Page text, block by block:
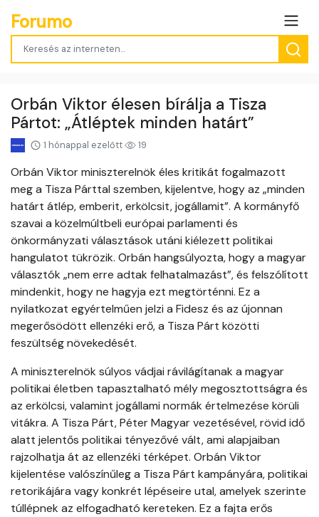
Forumo
Orbán Viktor élesen bírálja a Tisza
Pártot: „Átléptek minden határt”
1 hónappal ezelőtt 19
Orbán Viktor miniszterelnök éles kritikát fogalmazott
meg a Tisza Párttal szemben, kijelentve, hogy az „minden
határt átlép, emberit, erkölcsit, jogállamit”. A kormányfő
szavai a közelmúltbeli európai parlamenti és
önkormányzati választások utáni kiélezett politikai
hangulatot tükrözik. Orbán hangsúlyozta, hogy a magyar
választók „nem erre adtak felhatalmazást”, és felszólított
mindenkit, hogy ne hagyja ezt megtörténni. Ez a
nyilatkozat egyértelműen jelzi a Fidesz és az újonnan
megerősödött ellenzéki erő, a Tisza Párt közötti
feszültség növekedését.
A miniszterelnök súlyos vádjai rávilágítanak a magyar
politikai életben tapasztalható mély megosztottságra és
az erkölcsi, valamint jogállami normák értelmezése körüli
vitákra. A Tisza Párt, Péter Magyar vezetésével, rövid idő
alatt jelentős politikai tényezővé vált, ami alapjaiban
rajzolhatja át az ellenzéki térképet. Orbán Viktor
kijelentése valószínűleg a Tisza Párt kampányára, politikai
retorikájára vagy konkrét lépéseire utal, amelyek szerinte
túllépnek az elfogadható kereteken. Ez a fajta erős